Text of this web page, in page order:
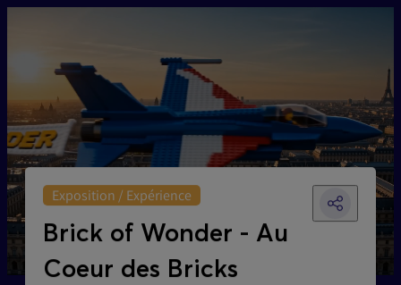
Exposition / Expérience
Brick of Wonder - Au
Coeur des Bricks